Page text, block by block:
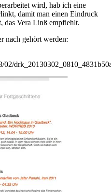
wird, hab ich eine
damit man einen Eindruck
das Vera Linß empfiehlt.
nach gehört werden:
02/